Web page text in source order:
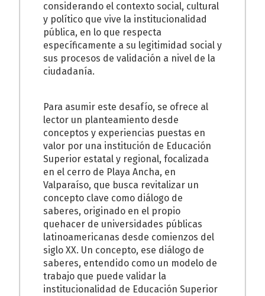
considerando el contexto social, cultural
y político que vive la institucionalidad
pública, en lo que respecta
específicamente a su legitimidad social y
sus procesos de validación a nivel de la
ciudadanía.
Para asumir este desafío, se ofrece al
lector un planteamiento desde
conceptos y experiencias puestas en
valor por una institución de Educación
Superior estatal y regional, focalizada
en el cerro de Playa Ancha, en
Valparaíso, que busca revitalizar un
concepto clave como diálogo de
saberes, originado en el propio
quehacer de universidades públicas
latinoamericanas desde comienzos del
siglo XX. Un concepto, ese diálogo de
saberes, entendido como un modelo de
trabajo que puede validar la
institucionalidad de Educación Superior